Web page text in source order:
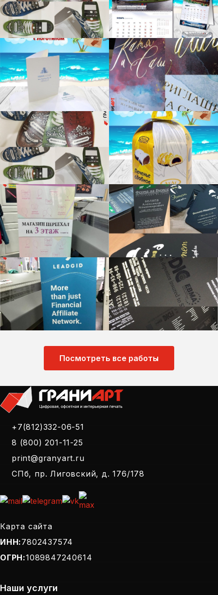
Посмотреть все работы
+7(812)332-06-51
8 (800) 201-11-25
print@granyart.ru
СПб, пр. Лиговский, д. 176/178
Карта сайта
ИНН:7802437574
ОГРН:1089847240614
Наши услуги